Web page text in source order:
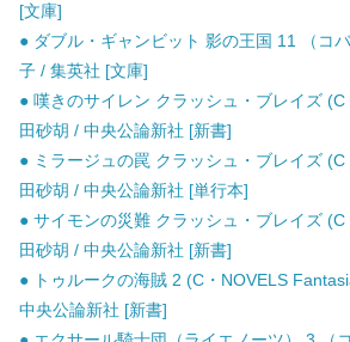
[文庫]
● ダブル・ギャンビット 影の王国 11 （コ
子 / 集英社 [文庫]
● 嘆きのサイレン クラッシュ・ブレイズ
田砂胡 / 中央公論新社 [新書]
● ミラージュの罠 クラッシュ・ブレイズ
田砂胡 / 中央公論新社 [単行本]
● サイモンの災難 クラッシュ・ブレイズ
田砂胡 / 中央公論新社 [新書]
● トゥルークの海賊 2 (C・NOVELS
中央公論新社 [新書]